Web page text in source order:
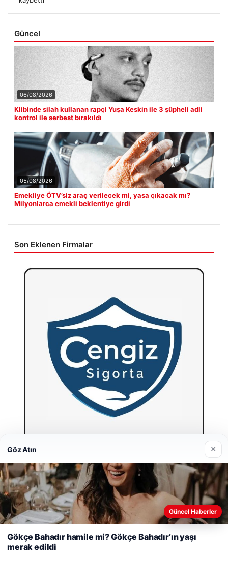
Güncel
06/08/2026
Klibinde silah kullanan rapçi Yuşa Keskin ile 3 şüpheli adli
kontrol ile serbest bırakıldı
05/08/2026
Emekliye ÖTV’siz araç verilecek mi, yasa çıkacak mı?
Milyonlarca emekli beklentiye girdi
Son Eklenen Firmalar
Hastaş Beton
26/05/2026
Web sitemizi nasıl kullandığınızı daha iyi anlayabilmek,
deneyiminizi kişiselleştirmek ve geliştirmek amacıyla çerezler
kullanıyoruz.
Çerez Politikamız
Reddet
Göz Atın ×
Güncel Haberler
Gökçe Bahadır hamile mi? Gökçe Bahadır’ın yaşı
merak edildi